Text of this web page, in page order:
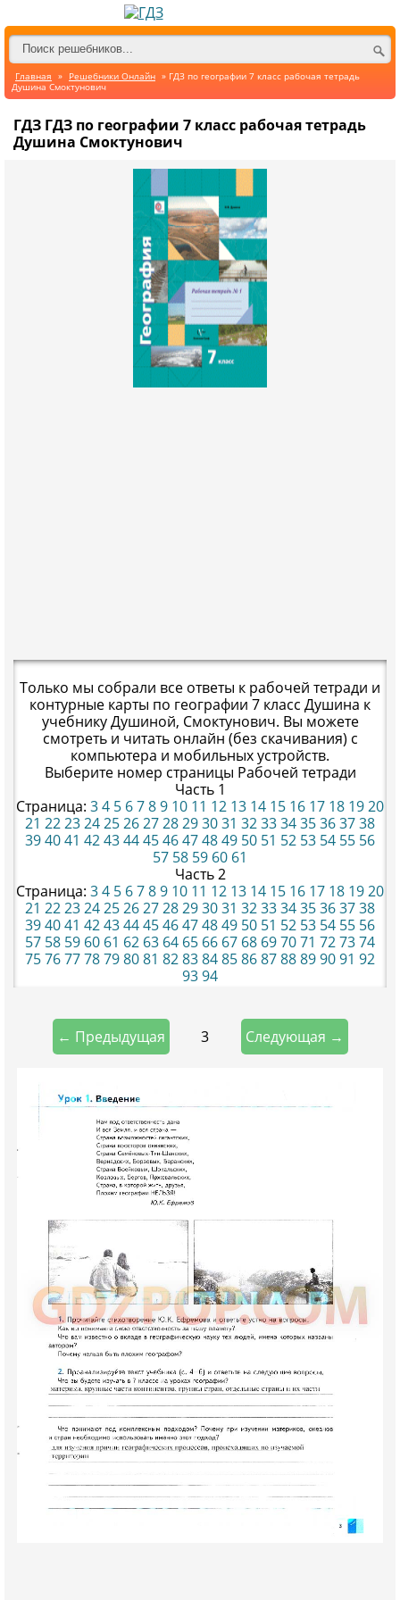
Главная » Решебники Онлайн » ГДЗ по географии 7 класс рабочая тетрадь
Душина Смоктунович
ГДЗ ГДЗ по географии 7 класс рабочая тетрадь
Душина Смоктунович
Только мы собрали все ответы к рабочей тетради и
контурные карты по географии 7 класс Душина к
учебнику Душиной, Смоктунович. Вы можете
смотреть и читать онлайн (без скачивания) с
компьютера и мобильных устройств.
Выберите номер страницы Рабочей тетради
Часть 1
Страница: 34 5 6789 10 11 12 13 14 15 16 17 18 1920
21 22232425262728293031 32333435363738
394041 4243444546474849 50 51 52 53 54 55 56
57 58 59 60 61
Часть 2
Страница: 34 5 6789 10 11 12 13 14 15 16 17 18 1920
21 22232425262728293031 32333435363738
394041 4243444546474849 50 51 52 53 54 55 56
57 58 59 60 61 62 63 64 65 66 67 68 697071 727374
75767778798081 82838485868788899091 92
9394
← Предыдущая 3 Следующая →